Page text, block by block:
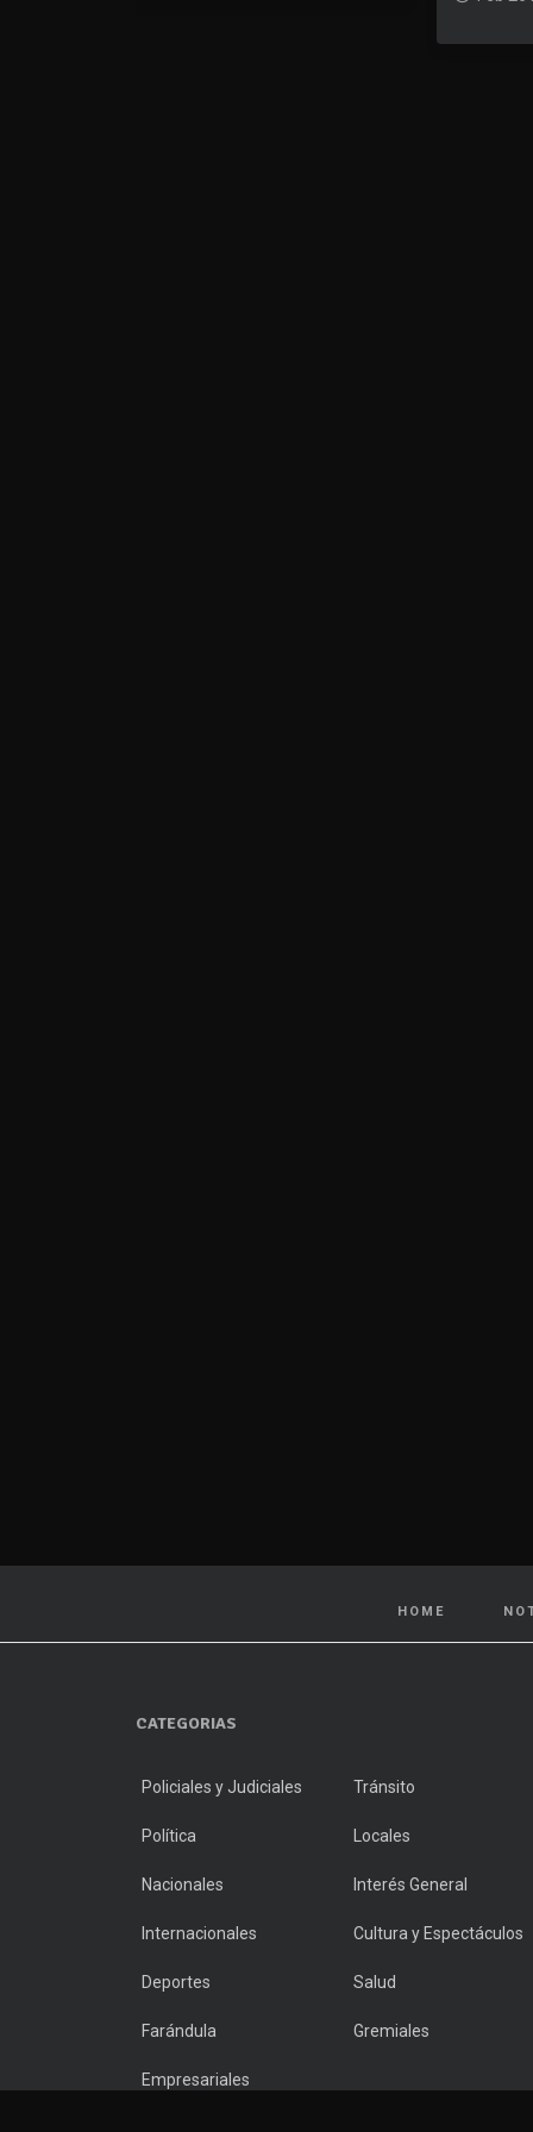
HOME
CATEGORIAS
Policiales y Judiciales Tránsito
Política Locales
Nacionales Interés General
Internacionales Cultura y Espectáculos
Deportes Salud
Farándula Gremiales
Empresariales